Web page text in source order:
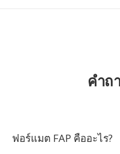
คำถ
ฟอร์แมต FAP คืออะไร?